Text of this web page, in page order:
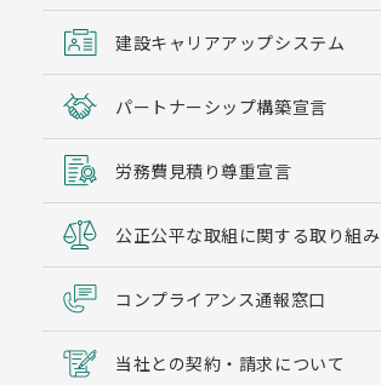
建設キャリアアップシステム
パートナーシップ構築宣言
労務費見積り尊重宣言
公正公平な取組に関する取り組み
コンプライアンス通報窓口
当社との契約・請求について